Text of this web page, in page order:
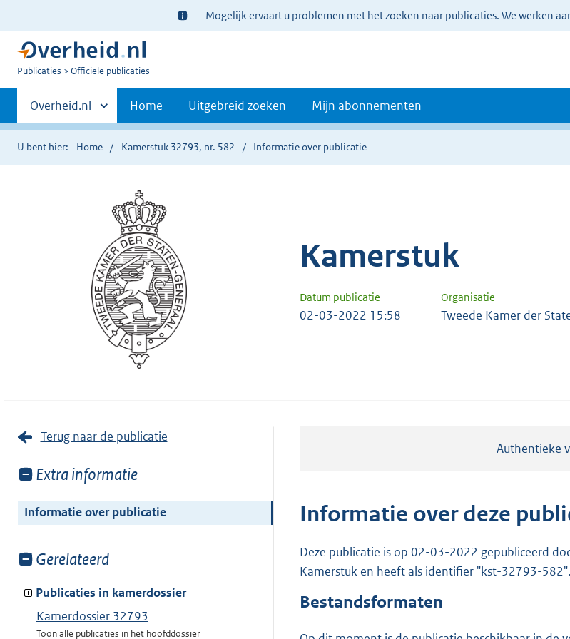
Ter
informatie:
Mogelijk ervaart u problemen met het zoeken naar publicaties. We werken
U
Publicaties Officiële publicaties
Primaire
navigatie
Andere
sites
binnen
Overheid.nl Home Uitgebreid zoeken Mijn abonnementen
U bent hier: Home Kamerstuk 32793, nr. 582 Informatie over publicatie
Kamerstuk
Datum publicatie Organisatie
02-03-2022 15:58 Tweede Kamer der
Terug naar de publicatie
Toon
van:
Extra informatie
Informatie over publicatie
Toon
van:
Gerelateerd
Publicaties in kamerdossier
Kamerdossier 32793
Toon alle publicaties in het hoofddossier
Authentieke
Informatie over deze
Deze publicatie is op 02-03-2022 gepubliceerd
Kamerstuk en heeft als identifier "kst-32793-582".
Bestandsformaten